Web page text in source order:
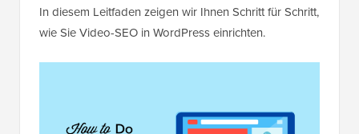
In diesem Leitfaden zeigen wir Ihnen Schritt für Schritt,
wie Sie Video-SEO in WordPress einrichten.